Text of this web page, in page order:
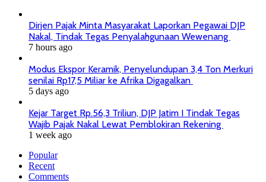
Dirjen Pajak Minta Masyarakat Laporkan Pegawai DJP
Nakal, Tindak Tegas Penyalahgunaan Wewenang
7 hours ago
Modus Ekspor Keramik, Penyelundupan 3,4 Ton Merkuri
senilai Rp17,5 Miliar ke Afrika Digagalkan
5 days ago
Kejar Target Rp.56,3 Triliun, DJP Jatim I Tindak Tegas
Wajib Pajak Nakal Lewat Pemblokiran Rekening
1 week ago
Popular
Recent
Comments